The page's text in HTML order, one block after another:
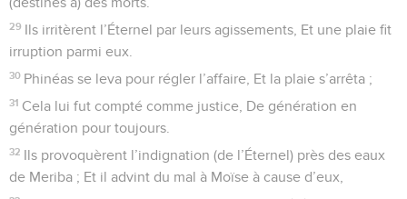
17
Les insensés, par leur conduite criminelle Et par leurs
fautes, s’étaient rendus malheureux.
18
Leur gosier avait en horreur toute nourriture, Et ils
touchaient aux portes de la mort.
19 Dans leur détresse, ils crièrent à l’Éternel, Et il les sauva de
leurs angoisses.
20 Il envoya sa parole et les guérit, Il les délivra de leurs
infections.